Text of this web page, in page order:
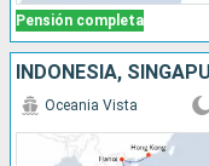
Pensión completa
Oceania Vista